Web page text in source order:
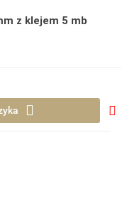
z klejem 5 mb